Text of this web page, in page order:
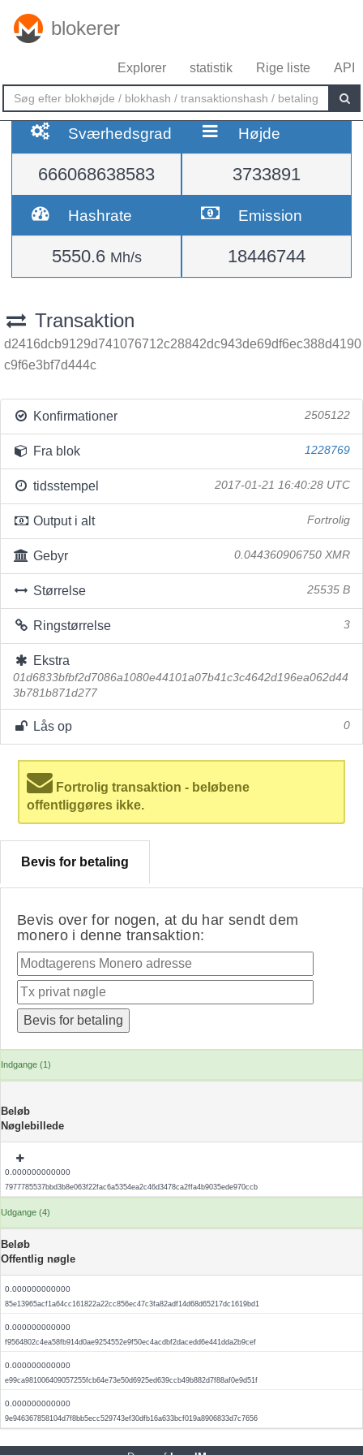
blokerer
Explorer statistik Rige liste API
Sværhedsgrad
666068638583
Højde
3733891
Hashrate
5550.6 Mh/s
Emission
18446744
Transaktion
d2416dcb9129d741076712c28842dc943de69df6ec388d4190
c9f6e3bf7d444c
Konfirmationer 2505122
Fra blok 1228769
tidsstempel 2017-01-21 16:40:28 UTC
Output i alt Fortrolig
Gebyr 0.044360906750 XMR
Størrelse 25535 B
Ringstørrelse 3
Ekstra
01d6833bfbf2d7086a1080e44101a07b41c3c4642d196ea062d44
3b781b871d277
Lås op 0
Fortrolig transaktion - beløbene
offentliggøres ikke.
Bevis for betaling
Bevis over for nogen, at du har sendt dem
monero i denne transaktion:
Indgange (1)
Beløb
Nøglebillede
0.000000000000
7977785537bbd3b8e063f22fac6a5354ea2c46d3478ca2ffa4b9035ede970ccb
Udgange (4)
Beløb
Offentlig nøgle
0.000000000000
85e13965acf1a64cc161822a22cc856ec47c3fa82adf14d68d65217dc1619bd1
0.000000000000
f9564802c4ea58fb914d0ae9254552e9f50ec4acdbf2dacedd6e441dda2b9cef
0.000000000000
e99ca981006409057255fcb64e73e50d6925ed639ccb49b882d7f88af0e9d51f
0.000000000000
9e946367858104d7f8bb5ecc529743ef30dfb16a633bcf019a8906833d7c7656